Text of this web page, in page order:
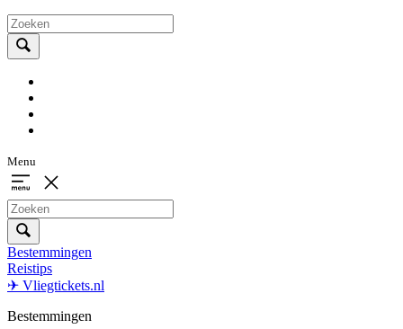
Menu
Bestemmingen
Reistips
✈ Vliegtickets.nl
Bestemmingen